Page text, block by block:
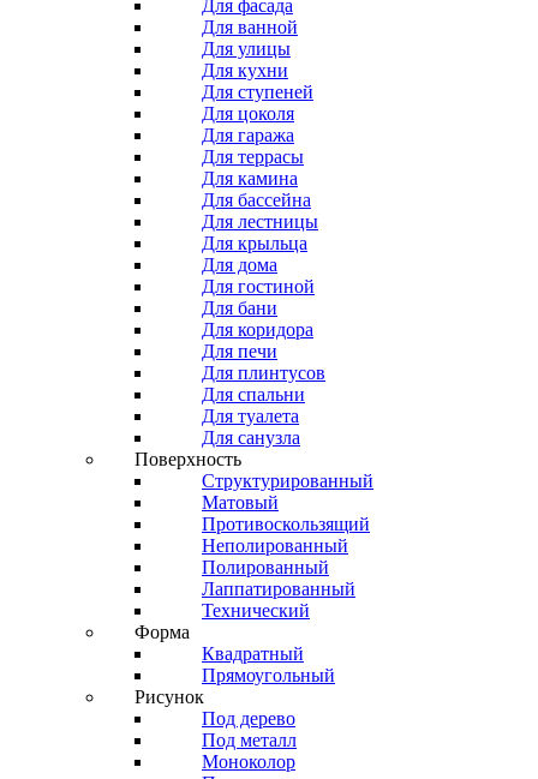
Для фасада
Для ванной
Для улицы
Для кухни
Для ступеней
Для цоколя
Для гаража
Для террасы
Для камина
Для бассейна
Для лестницы
Для крыльца
Для дома
Для гостиной
Для бани
Для коридора
Для печи
Для плинтусов
Для спальни
Для туалета
Для санузла
Поверхность
Структурированный
Матовый
Противоскользящий
Неполированный
Полированный
Лаппатированный
Технический
Форма
Квадратный
Прямоугольный
Рисунок
Под дерево
Под металл
Моноколор